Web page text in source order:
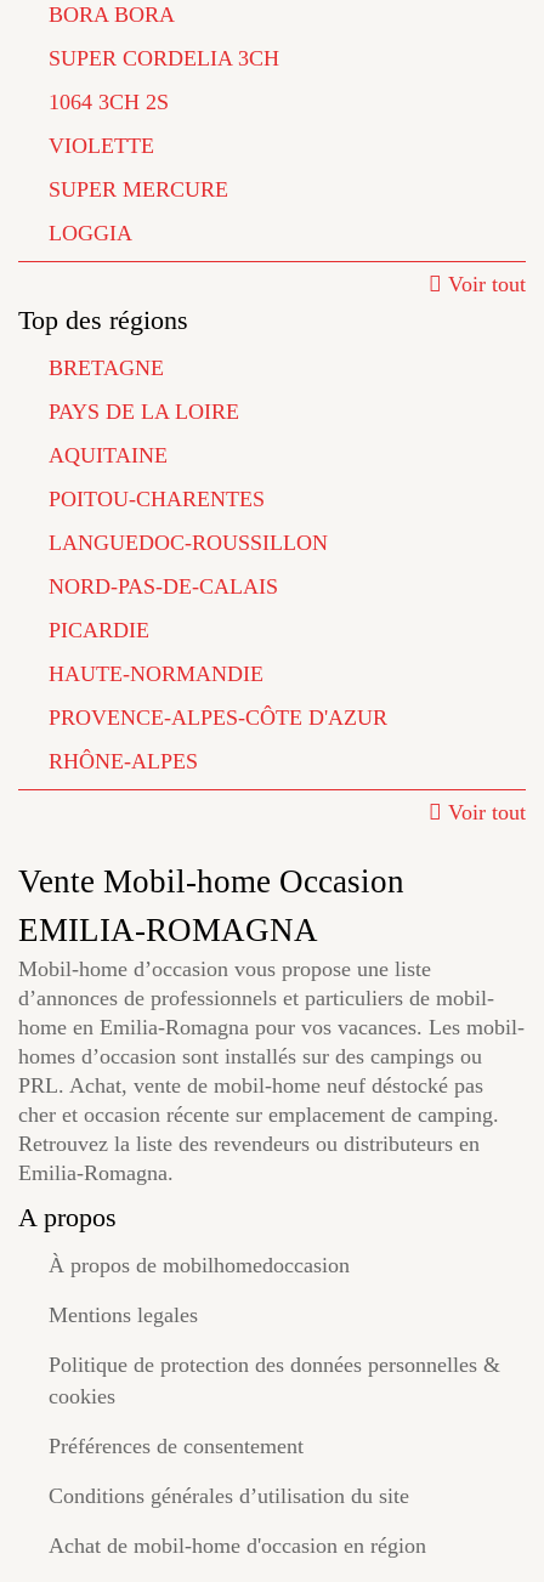
BORA BORA
SUPER CORDELIA 3CH
1064 3CH 2S
VIOLETTE
SUPER MERCURE
LOGGIA
Voir tout
Top des régions
BRETAGNE
PAYS DE LA LOIRE
AQUITAINE
POITOU-CHARENTES
LANGUEDOC-ROUSSILLON
NORD-PAS-DE-CALAIS
PICARDIE
HAUTE-NORMANDIE
PROVENCE-ALPES-CÔTE D'AZUR
RHÔNE-ALPES
Voir tout
Vente Mobil-home Occasion
EMILIA-ROMAGNA
Mobil-home d’occasion vous propose une liste
d’annonces de professionnels et particuliers de mobil-
home en Emilia-Romagna pour vos vacances. Les mobil-
homes d’occasion sont installés sur des campings ou
PRL. Achat, vente de mobil-home neuf déstocké pas
cher et occasion récente sur emplacement de camping.
Retrouvez la liste des revendeurs ou distributeurs en
Emilia-Romagna.
A propos
À propos de mobilhomedoccasion
Mentions legales
Politique de protection des données personnelles &
cookies
Préférences de consentement
Conditions générales d’utilisation du site
Achat de mobil-home d'occasion en région